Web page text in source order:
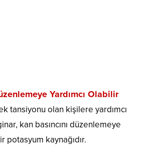
Yardımcı Olabilir
tansiyonu olan kişilere yardımcı
kan basıncını düzenlemeye
potasyum kaynağıdır.